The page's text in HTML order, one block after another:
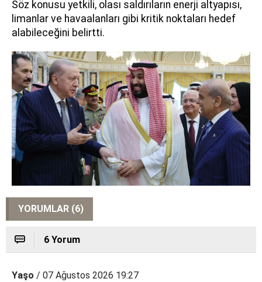
Söz konusu yetkili, olası saldırıların enerji altyapısı,
limanlar ve havaalanları gibi kritik noktaları hedef
alabileceğini belirtti.
YORUMLAR (6)
6 Yorum
Yaşo / 07 Ağustos 2026 19:27